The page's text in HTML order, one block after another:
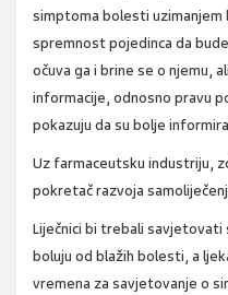
simptoma bolesti
spremnost pojedinca da
očuva ga i brine se o njemu,
informacije, odnosno pravu
pokazuju da su bolje
Uz farmaceutsku industriju,
pokretač razvoja
Liječnici bi trebali savjetovati
boluju od blažih bolesti, a
vremena za savjetovanje o